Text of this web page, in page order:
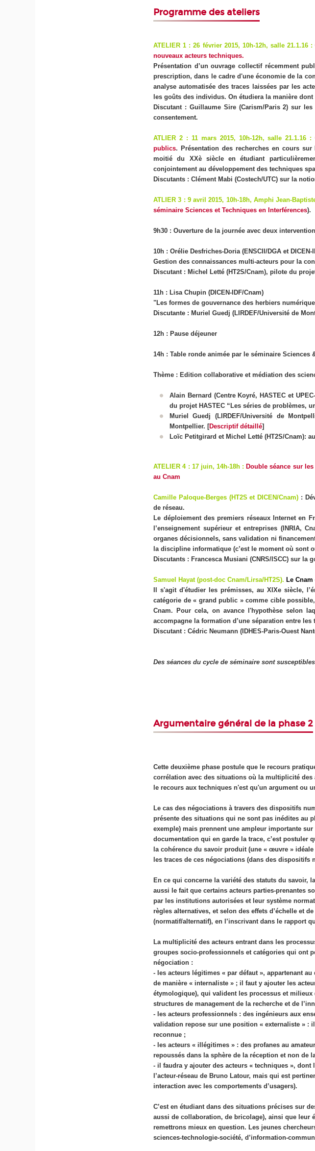
Programme des ateliers
ATELIER 1 : 26 février 2015, 10h-12h, salle 21.1.16:
nouveaux acteurs techniques.
Présentation d’un ouvrage collectif récemment
prescription, dans le cadre d'une économie de la
analyse automatisée des traces laissées par les
les goûts des individus. On étudiera la manière
Discutant : Guillaume Sire (Carism/Paris 2)sur les
consentement.
ATLIER 2 : 11 mars 2015, 10h-12h, salle 21.1.16 :
publics. Présentation des recherches en cours
moitié du XXè siècle en étudiant
conjointement au développement des techniques
Discutants : Clément Mabi (Costech/UTC)sur la
ATLIER 3 : 9 avril 2015, 10h-18h, Amphi Jean-
séminaire Sciences et Techniques en Interférences).
9h30 : Ouverture de la journée avec deux
10h :Orélie Desfriches-Doria (ENSCII/DGA et DICEN-
Gestion des connaissances multi-acteurs pour la
Discutant : Michel Letté (HT2S/Cnam), pilote du
11h : Lisa Chupin (DICEN-IDF/Cnam)
"Les formes de gouvernance des herbiers
Discutante : Muriel Guedj (LIRDEF/Université de
12h : Pause déjeuner
14h : Table ronde animée par le séminaire Sciences
Thème : Edition collaborative et médiation des
Alain Bernard (Centre Koyré, HASTEC et
du projet HASTEC “Les séries de problèmes,
Muriel Guedj (LIRDEF/Université de
Montpellier. [Descriptif détaillé]
Loïc Petitgirard et Michel Letté(HT2S/Cnam):
ATELIER 4 : 17 juin, 14h-18h : Double séance sur
au Cnam
Camille Paloque-Berges (HT2S et DICEN/Cnam) :
de réseau.
Le déploiement des premiers réseaux Internet en
l’enseignement supérieur et entreprises (INRIA,
organes décisionnels, sans validation ni
la discipline informatique (c’est le moment où sont
Discutants : Francesca Musiani(CNRS/ISCC) sur la
Samuel Hayat (post-doc Cnam/Lirsa/HT2S). Le
Il s'agit d'étudier les prémisses, au XIXe siècle,
catégorie de « grand public » comme cible
Cnam. Pour cela, on avance l'hypothèse selon
accompagne la formation d’une séparation entre
Discutant : Cédric Neumann(IDHES-Paris-Ouest
Des séances du cycle de séminaire sont
Argumentaire général de la phase 2
Cette deuxième phase postule que le recours
corrélation avec des situations où la multiplicité
le recours aux techniques n'est qu'un argument ou
Le cas des négociations à travers des dispositifs
présente des situations qui ne sont pas inédites au
exemple) mais prennent une ampleur importante
documentation qui en garde la trace, c’est postuler
la cohérence du savoir produit (une « œuvre »
les traces de ces négociations (dans des
En ce qui concerne la variété des statuts du savoir,
aussi le fait que certains acteurs parties-prenantes
par les institutions autorisées et leur système
règles alternatives, et selon des effets d’échelle et
(normatif/alternatif), en l’inscrivant dans le rapport
La multiplicité des acteurs entrant dans les
groupes socio-professionnels et catégories qui ont
négociation :
- les acteurs légitimes « par défaut », appartenant
de manière « internaliste » ; il faut y ajouter les
étymologique), qui valident les processus et
structures de management de la recherche et de
- les acteurs professionnels : des ingénieurs aux
validation repose sur une position « externaliste » :
reconnue ;
- les acteurs « illégitimes » : des profanes au
repoussés dans la sphère de la réception et non de
- il faudra y ajouter des acteurs « techniques », dont
l’acteur-réseau de Bruno Latour, mais qui est
interaction avec les comportements d’usagers).
C’est en étudiant dans des situations précises sur
aussi de collaboration, de bricolage), ainsi que leur
remettrons mieux en question. Les jeunes
sciences-technologie-société, d’information-